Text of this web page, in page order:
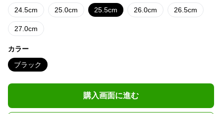
24.5cm 25.0cm 25.5cm 26.0cm 26.5cm
27.0cm
カラー
ブラック
購入画面に進む